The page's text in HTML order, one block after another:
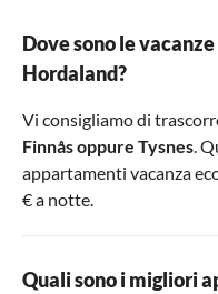
Dove sono le
Hordaland?
Vi consigliamo di
Finnåsoppure Tysnes.
appartamenti vacanza
€ a notte.
Quali sono i migliori